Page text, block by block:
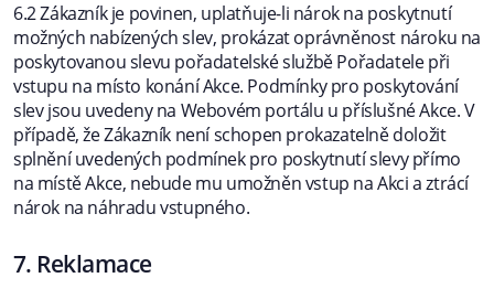
6.2 Zákazník je povinen, uplatňuje-li nárok na poskytnutí
možných nabízených slev, prokázat oprávněnost nároku na
poskytovanou slevu pořadatelské službě Pořadatele při
vstupu na místo konání Akce. Podmínky pro poskytování
slev jsou uvedeny na Webovém portálu u příslušné Akce. V
případě, že Zákazník není schopen prokazatelně doložit
splnění uvedených podmínek pro poskytnutí slevy přímo
na místě Akce, nebude mu umožněn vstup na Akci a ztrácí
nárok na náhradu vstupného.
7. Reklamace